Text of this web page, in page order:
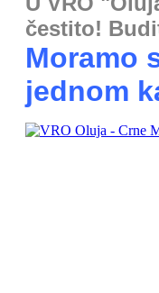
čestito!
Moramo
jednom